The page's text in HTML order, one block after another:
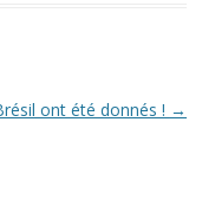
ont été donnés ! →